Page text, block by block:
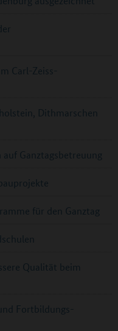
Carl-Zeiss-
Dithmarschen
Ganztagsbetreuung
für den Ganztag
Qualität beim
Fortbildungs-